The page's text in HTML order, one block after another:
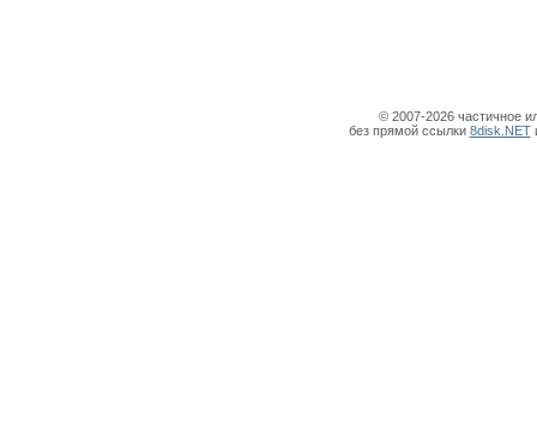
© 2007-2026 частичное
без прямой ссылки 8disk.NET